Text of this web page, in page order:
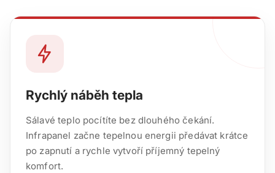
Rychlý náběh tepla
Sálavé teplo pocítíte bez dlouhého čekání.
Infrapanel začne tepelnou energii předávat krátce
po zapnutí a rychle vytvoří příjemný tepelný
komfort.